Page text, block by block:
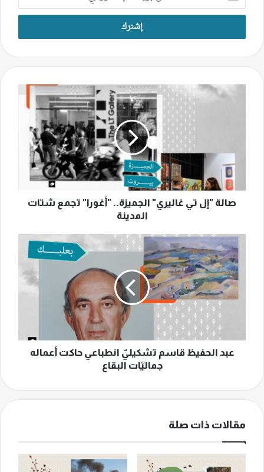
الإلكتروني
صالة
"أغورا"
تجمع
شتات
المدينة
صالة "إل تي غاليري" الجميزة.. "أغورا" تجمع شتات
المدينة
عبد
الحفيظ
قاسم
تشكيليّ
انطباعي
حاكت
جماليّات
البقاع
عبد الحفيظ قاسم تشكيليّ انطباعي حاكت أعماله
جماليّات البقاع
مقالات ذات صلة